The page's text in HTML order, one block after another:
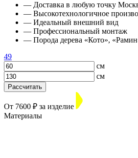
— Доставка в любую точку
— Высокотехнологичное
— Идеальный внешний вид
— Профессиональный монтаж
— Порода дерева «Кото»,
49
см
см
Рассчитать
От 7600 ₽ за изделие
Материалы